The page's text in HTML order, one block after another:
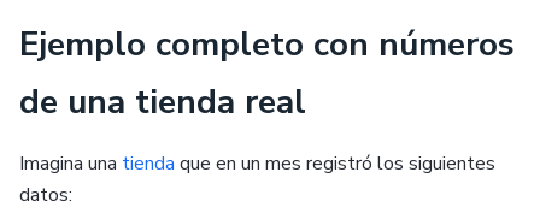
Ejemplo completo con números
de una tienda real
Imagina una tienda que en un mes registró los siguientes
datos: